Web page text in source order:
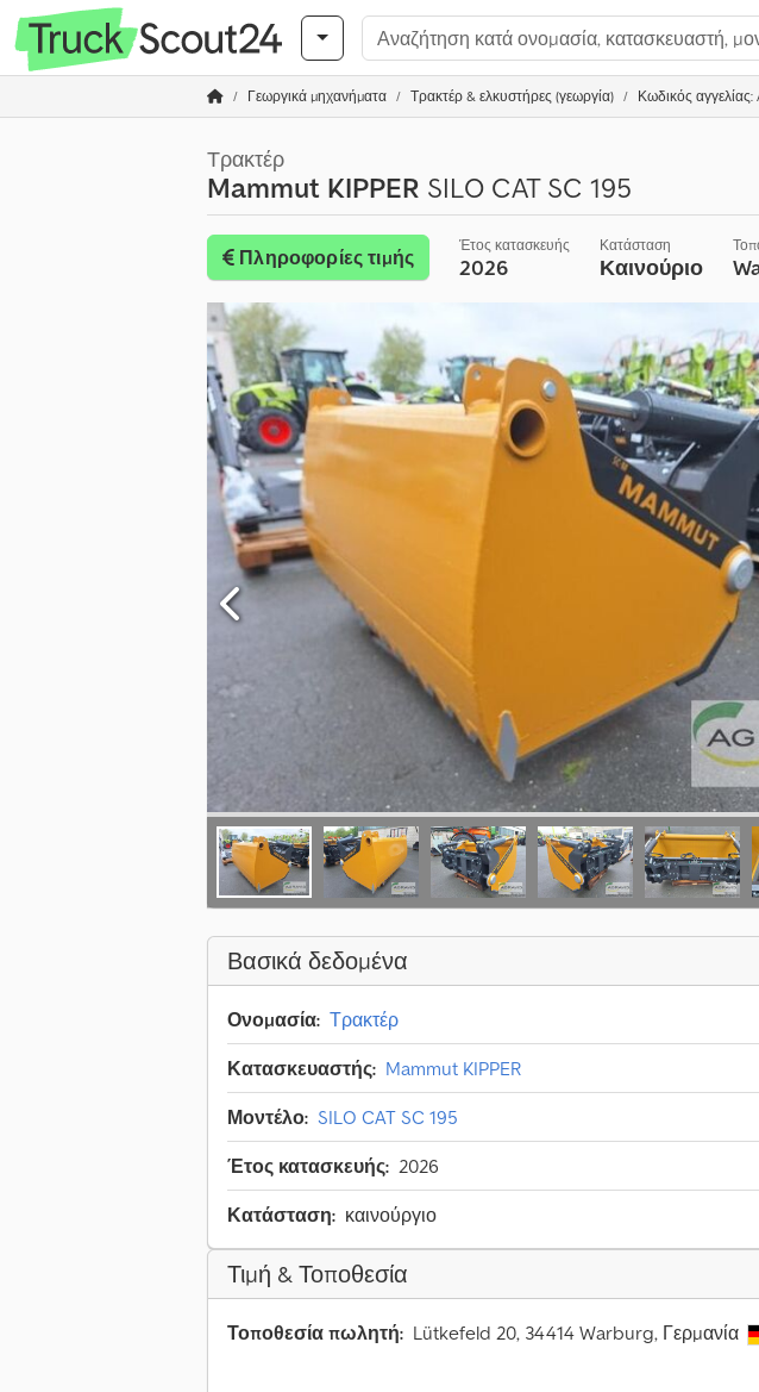
Γεωργικά μηχανήματα Τρακτέρ & ελκυστήρες (γεωργία) Κωδικός
Τρακτέρ
Mammut KIPPER SILO CAT SC 195
Πληροφορίες τιμής
Έτος κατασκευής
2026
Κατάσταση
Καινούριο
Βασικά δεδομένα
Ονομασία: Τρακτέρ
Κατασκευαστής: Mammut KIPPER
Μοντέλο: SILO CAT SC 195
Έτος κατασκευής: 2026
Κατάσταση: καινούργιο
Τιμή & Τοποθεσία
Τοποθεσία πωλητή: Lütkefeld 20, 34414 Warburg, Γερμανία